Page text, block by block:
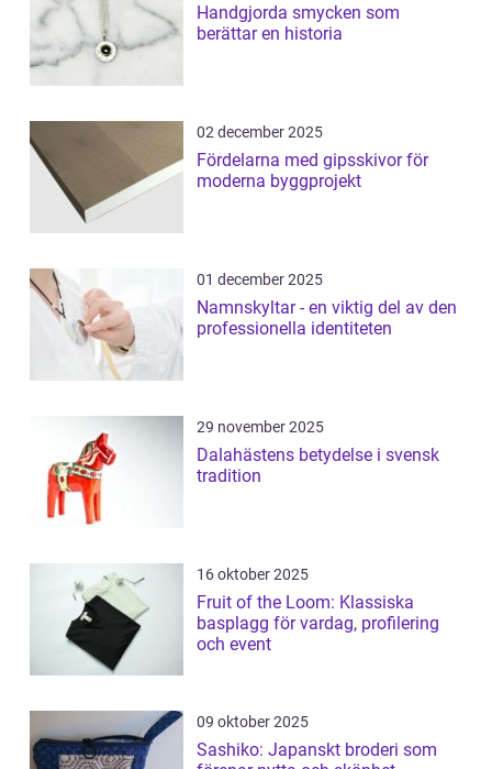
Handgjorda smycken som
berättar en historia
02 december 2025
Fördelarna med gipsskivor för
moderna byggprojekt
01 december 2025
Namnskyltar - en viktig del av den
professionella identiteten
29 november 2025
Dalahästens betydelse i svensk
tradition
16 oktober 2025
Fruit of the Loom: Klassiska
basplagg för vardag, profilering
och event
09 oktober 2025
Sashiko: Japanskt broderi som